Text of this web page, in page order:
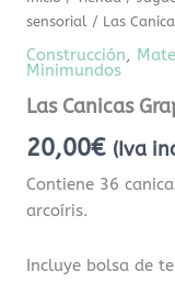
sensorial / Las
Construcción,
Minimundos
Las Canicas
20,00€ (Iva
Contiene 36
arcoíris.
Incluye bolsa de